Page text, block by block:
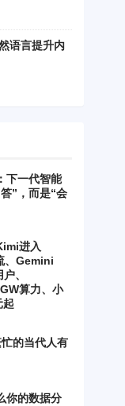
语言提升内
下一代智能
”，而是“会
进入
、Gemini
、
算力、小
起
的当代人有
你的数据分